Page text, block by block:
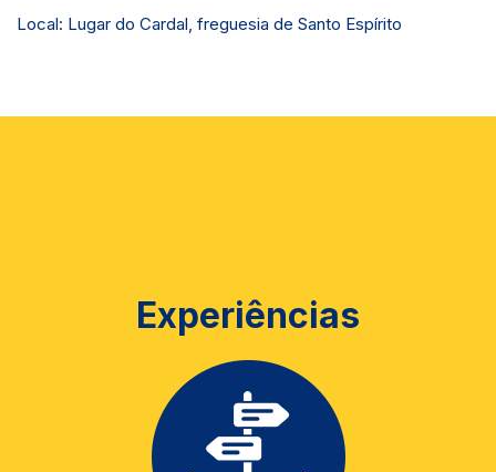
Local: Lugar do Cardal, freguesia de Santo Espírito
Experiências